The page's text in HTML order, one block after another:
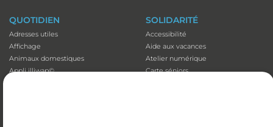
QUOTIDIEN
Adresses utiles
Affichage
Animaux domestiques
Appli illiwap©
SOLIDARITÉ
Accessibilité
Aide aux vacances
Atelier numérique
Carte séniors